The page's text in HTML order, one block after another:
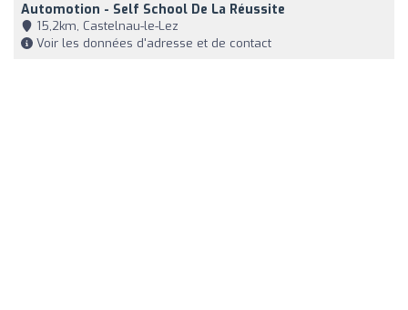
Automotion - Self School De La Réussite
15,2km, Castelnau-le-Lez
Voir les données d'adresse et de contact